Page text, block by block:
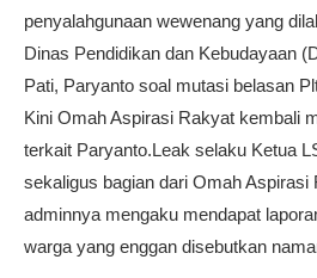
penyalahgunaan wewenang yang
Dinas Pendidikan dan Kebudayaan
Pati, Paryanto soal mutasi belasan
Kini Omah Aspirasi Rakyat kembali
terkait Paryanto.Leak selaku Ketua
sekaligus bagian dari Omah Aspirasi
adminnya mengaku mendapat
warga yang enggan disebutkan